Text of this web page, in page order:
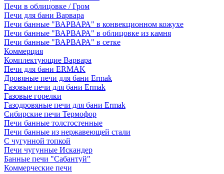
Печи в облицовке / Гром
Печи для бани Варвара
Печи банные "ВАРВАРА" в конвекционном кожухе
Печи банные "ВАРВАРА" в облицовке из камня
Печи банные "ВАРВАРА" в сетке
Коммерция
Комплектующие Варвара
Печи для бани ERMAK
Дровяные печи для бани Ermak
Газовые печи для бани Ermak
Газовые горелки
Газодровяные печи для бани Ermak
Сибирские печи Термофор
Печи банные толстостенные
Печи банные из нержавеющей стали
С чугунной топкой
Печи чугунные Искандер
Банные печи "Сабантуй"
Коммерческие печи